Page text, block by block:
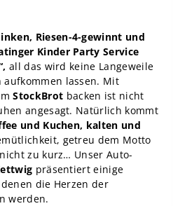
Riesen-4-gewinnt und
Kinder Party Service
all das wird keine Langeweile
lassen. Mit
StockBrot backen ist nicht
angesagt. Natürlich kommt
und Kuchen, kalten und
getreu dem Motto
nicht zu kurz… Unser Auto-
präsentiert einige
die Herzen der
werden.